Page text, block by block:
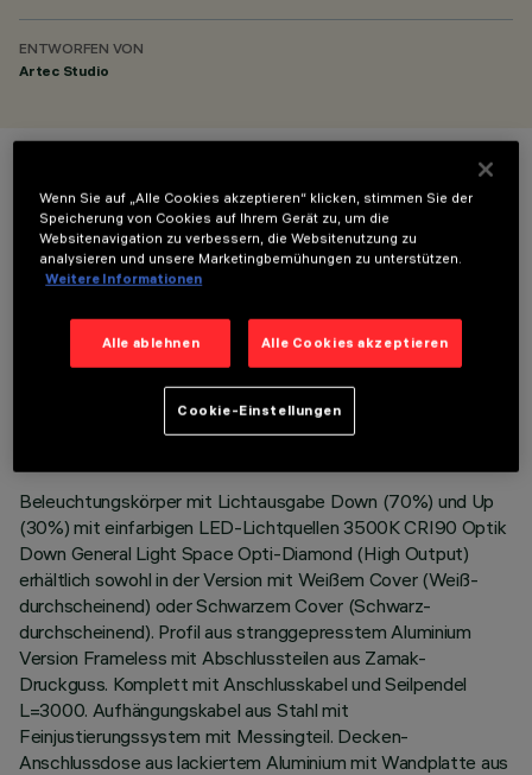
ENTWORFEN VON
Artec Studio
FARBE
TECHNISCHE DATEN
Beleuchtungskörper mit Lichtausgabe Down (70%) und Up
(30%) mit einfarbigen LED-Lichtquellen 3500K CRI90 Optik
Down General Light Space Opti-Diamond (High Output)
erhältlich sowohl in der Version mit Weißem Cover (Weiß-
durchscheinend) oder Schwarzem Cover (Schwarz-
durchscheinend). Profil aus stranggepresstem Aluminium
Version Frameless mit Abschlussteilen aus Zamak-
Druckguss. Komplett mit Anschlusskabel und Seilpendel
L=3000. Aufhängungskabel aus Stahl mit
Feinjustierungssystem mit Messingteil. Decken-
Anschlussdose aus lackiertem Aluminium mit Wandplatte aus
Wenn Sie auf „Alle Cookies akzeptieren“ klicken, stimmen Sie der
Speicherung von Cookies auf Ihrem Gerät zu, um die
Websitenavigation zu verbessern, die Websitenutzung zu
analysieren und unsere Marketingbemühungen zu unterstützen.
Weitere Informationen
Alle ablehnen Alle Cookies akzeptieren
Cookie-Einstellungen